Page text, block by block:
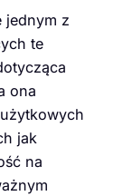
jednym z
te
ona
jak
na